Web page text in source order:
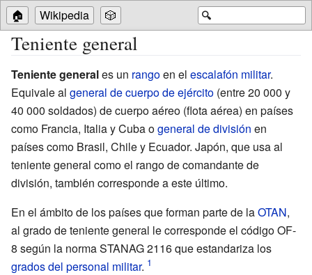
🔍
🏠 Wikipedia 🎲
Teniente general
Teniente generales un rangoen el escalafón militar.
Equivale al general de cuerpo de ejército (entre 20 000 y
40 000 soldados) de cuerpo aéreo (flota aérea) en países
como Francia, Italia y Cuba ogeneral de división en
países como Brasil, Chile y Ecuador. Japón, que usa al
teniente general como el rango de comandante de
división, también corresponde a este último.
En el ámbito de los países que forman parte de laOTAN,
al grado de teniente general le corresponde el código OF-
8 según la norma STANAG 2116 que estandariza los
grados del personal militar.